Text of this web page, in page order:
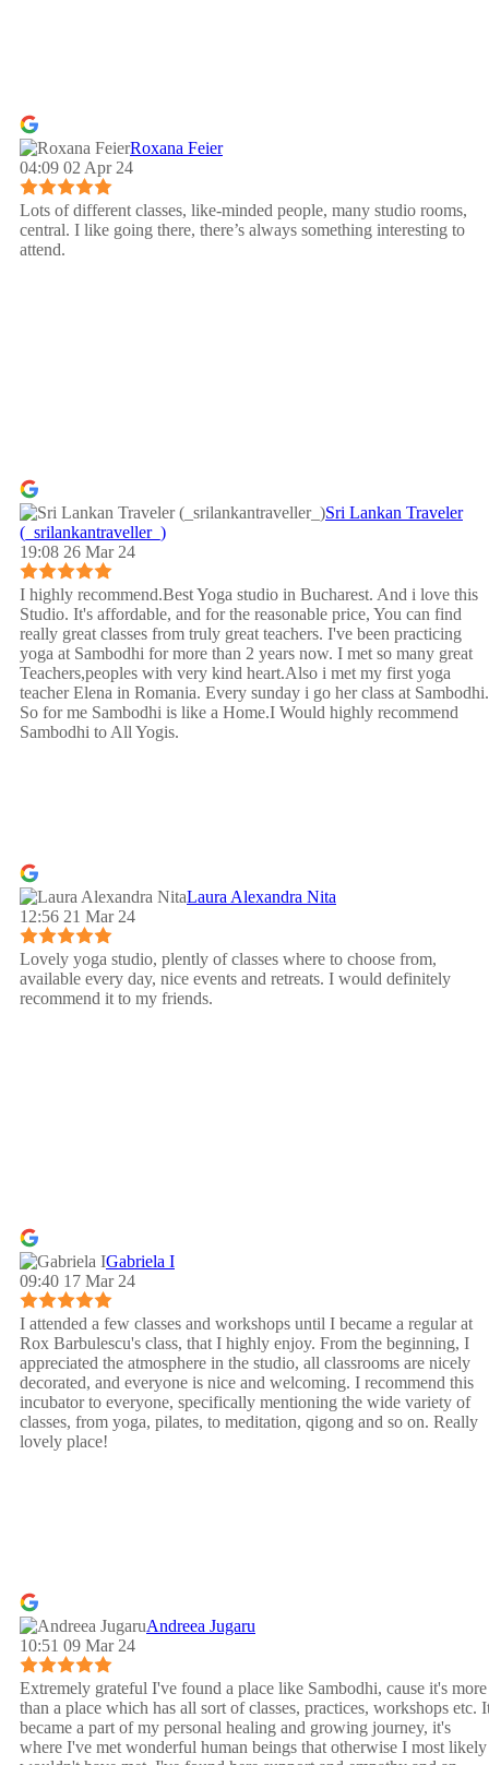
Roxana Feier
04:09 02 Apr 24
Lots of different classes, like-minded people, many studio rooms,
central. I like going there, there’s always something interesting to
attend.
Sri Lankan Traveler
(_srilankantraveller_)
19:08 26 Mar 24
I highly recommend.Best Yoga studio in Bucharest. And i love this
Studio. It's affordable, and for the reasonable price, You can find
really great classes from truly great teachers. I've been practicing
yoga at Sambodhi for more than 2 years now. I met so many great
Teachers,peoples with very kind heart.Also i met my first yoga
teacher Elena in Romania. Every sunday i go her class at Sambodhi.
So for me Sambodhi is like a Home.I Would highly recommend
Sambodhi to All Yogis.
Laura Alexandra Nita
12:56 21 Mar 24
Lovely yoga studio, plently of classes where to choose from,
available every day, nice events and retreats. I would definitely
recommend it to my friends.
Gabriela I
09:40 17 Mar 24
I attended a few classes and workshops until I became a regular at
Rox Barbulescu's class, that I highly enjoy. From the beginning, I
appreciated the atmosphere in the studio, all classrooms are nicely
decorated, and everyone is nice and welcoming. I recommend this
incubator to everyone, specifically mentioning the wide variety of
classes, from yoga, pilates, to meditation, qigong and so on. Really
lovely place!
Andreea Jugaru
10:51 09 Mar 24
Extremely grateful I've found a place like Sambodhi, cause it's more
than a place which has all sort of classes, practices, workshops etc.
became a part of my personal healing and growing journey, it's
where I've met wonderful human beings that otherwise I most likely